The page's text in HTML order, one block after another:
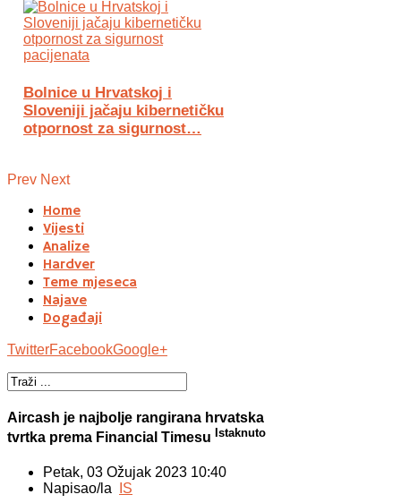
Bolnice u Hrvatskoj i
Sloveniji jačaju kibernetičku
otpornost za sigurnost…
Prev Next
Home
Vijesti
Analize
Hardver
Teme mjeseca
Najave
Događaji
TwitterFacebookGoogle+
Aircash je najbolje rangirana hrvatska
tvrtka prema Financial Timesu Istaknuto
Petak, 03 Ožujak 2023 10:40
Napisao/la
IS